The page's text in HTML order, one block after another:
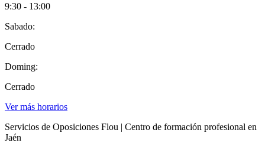
9:30 - 13:00
Sabado:
Cerrado
Doming:
Cerrado
Ver más horarios
Servicios de Oposiciones Flou | Centro de formación profesional en
Jaén